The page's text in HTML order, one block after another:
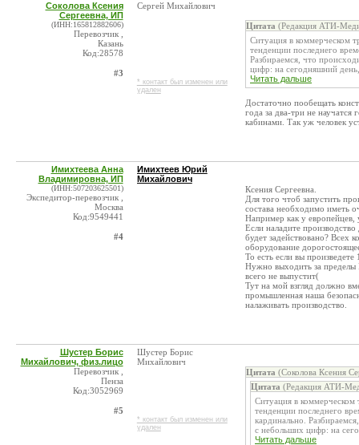
Соколова Ксения
Сергеевна, ИП
(ИНН:165812882606)
Перевозчик ,
Казань
Код:28578
#3
Сергей Михайлович
* контакт был изменен или
удален
Цитата (Редакция АТИ-
Ситуация в коммерческом
тенденции последнего
Разбираемся, что
цифр: на сегодняшний
Читать дальше
Достаточно пообещать
года за два-три не научатся
кабинами. Так уж человек
Имихтеева Анна
Владимировна, ИП
(ИНН:507203625501)
Экспедитор-перевозчик ,
Москва
Код:9549441
#4
Имихтеев Юрий
Михайлович
Ксения Сергеевна.
Для того чтоб запустить
состава необходимо иметь
Например как у европейцев,
Если наладите производство
будет задействовано? Всех
оборудование
То есть если вы
Нужно выходить за
всего не выпустит(
Тут на мой взгляд должно
промышленная наша
налаживать производство.
Шустер Борис
Михайлович, физ.лицо
Перевозчик ,
Пенза
Код:3052969
#5
Шустер Борис
Михайлович
* контакт был изменен или
удален
Цитата (Соколова Ксения
Цитата (Редакция АТИ-
Ситуация в коммерческом
тенденции последнего
кардинально.
с небольших цифр: на
Читать дальше